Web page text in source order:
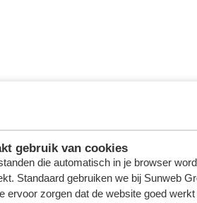
gebruik van cookies
die automatisch in je browser
Standaard gebruiken we bij Sunweb
ervoor zorgen dat de website goed